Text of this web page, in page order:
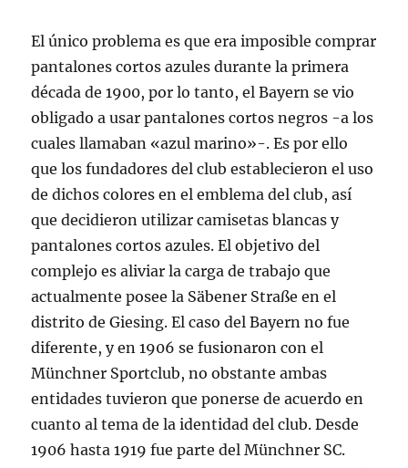
El único problema es que era imposible comprar
pantalones cortos azules durante la primera
década de 1900, por lo tanto, el Bayern se vio
obligado a usar pantalones cortos negros -a los
cuales llamaban «azul marino»-. Es por ello
que los fundadores del club establecieron el uso
de dichos colores en el emblema del club, así
que decidieron utilizar camisetas blancas y
pantalones cortos azules. El objetivo del
complejo es aliviar la carga de trabajo que
actualmente posee la Säbener Straße en el
distrito de Giesing. El caso del Bayern no fue
diferente, y en 1906 se fusionaron con el
Münchner Sportclub, no obstante ambas
entidades tuvieron que ponerse de acuerdo en
cuanto al tema de la identidad del club. Desde
1906 hasta 1919 fue parte del Münchner SC.